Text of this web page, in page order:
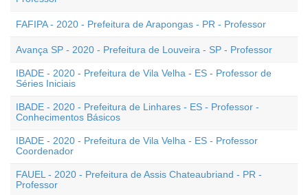
FAFIPA - 2020 - Prefeitura de Arapongas - PR - Professor
Avança SP - 2020 - Prefeitura de Louveira - SP - Professor
IBADE - 2020 - Prefeitura de Vila Velha - ES - Professor de
Séries Iniciais
IBADE - 2020 - Prefeitura de Linhares - ES - Professor -
Conhecimentos Básicos
IBADE - 2020 - Prefeitura de Vila Velha - ES - Professor
Coordenador
FAUEL - 2020 - Prefeitura de Assis Chateaubriand - PR -
Professor